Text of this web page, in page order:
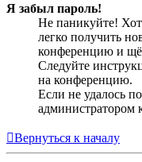
Я забыл пароль!
Не паникуйте!
легко получить
конференцию и
Следуйте
на конференцию.
Если не удалось
администратором
Вернуться к началу